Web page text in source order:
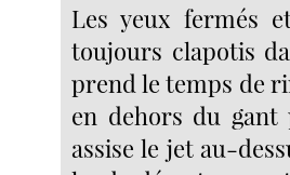
Les yeux fermés
toujours clapotis
prend le temps de
en dehors du gant
assise le jet au-